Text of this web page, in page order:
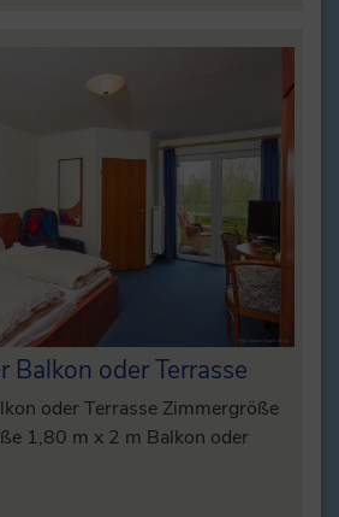
Balkon oder Terrasse
oder Terrasse Zimmergröße
1,80 m x 2 m Balkon oder